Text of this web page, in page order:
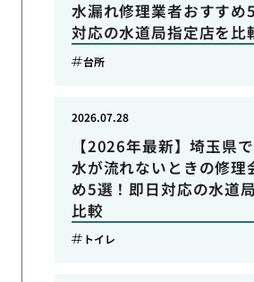
水漏れ修理業者おすすめ
対応の水道局指定店を比
台所
【2026年最新】埼玉県
水が流れないときの修理
め5選！即日対応の水道
比較
2026.07.28
トイレ